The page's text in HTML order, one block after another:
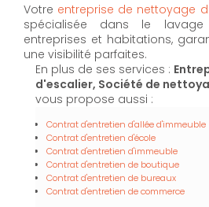
Votre entreprise de nettoyage
spécialisée dans le
entreprises et habitations,
une visibilité parfaites.
En plus de ses services :
d'escalier, Société de
vous propose aussi :
Contrat d'entretien d'allée d'immeuble
Contrat d'entretien d'école
Contrat d'entretien d'immeuble
Contrat d'entretien de boutique
Contrat d'entretien de bureaux
Contrat d'entretien de commerce